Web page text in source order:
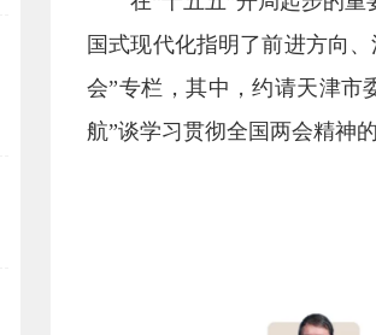
国式现代化指明了前进方向
会”专栏，其中，约请天津市
航”谈学习贯彻全国两会精神